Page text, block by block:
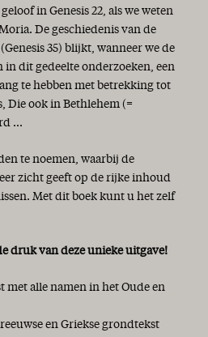
in Genesis 22, als we weten
De geschiedenis van de
35) blijkt, wanneer we de
in dit gedeelte onderzoeken, een
te hebben met betrekking tot
Die ook in Bethlehem (=
...
te noemen, waarbij de
zicht geeft op de rijke inhoud
Met dit boek kunt u het zelf
druk van deze unieke uitgave!
met alle namen in het Oude en
en Griekse grondtekst